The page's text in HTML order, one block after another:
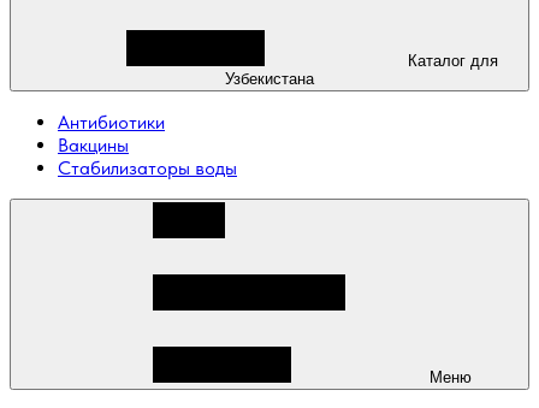
Узбекистана
Антибиотики
Вакцины
Стабилизаторы воды
Меню